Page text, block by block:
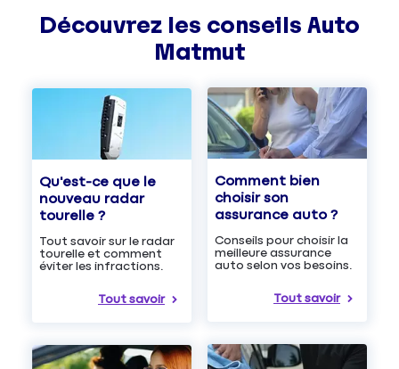
Découvrez les conseils Auto
Matmut
Qu'est-ce que le
nouveau radar
tourelle ?
Tout savoir sur le radar
tourelle et comment
éviter les infractions.
Tout savoir
Comment bien
choisir son
assurance auto ?
Conseils pour choisir la
meilleure assurance
auto selon vos besoins.
Tout savoir